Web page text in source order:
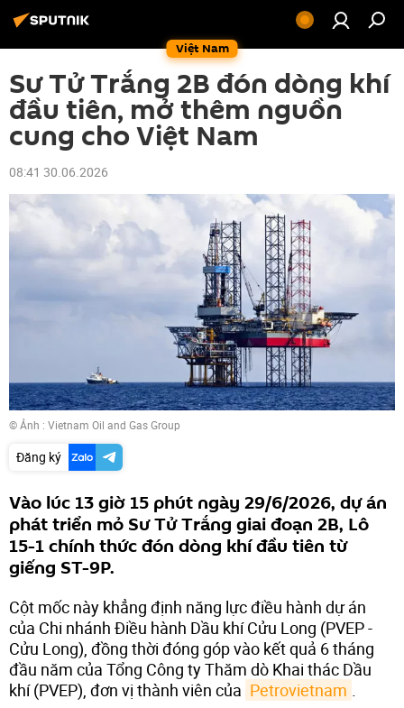
Việt Nam
Sư Tử Trắng 2B đón dòng khí
đầu tiên, mở thêm nguồn
cung cho Việt Nam
08:41 30.06.2026
© Ảnh : Vietnam Oil and Gas Group
Đăng ký
Vào lúc 13 giờ 15 phút ngày 29/6/2026, dự án
phát triển mỏ Sư Tử Trắng giai đoạn 2B, Lô
15-1 chính thức đón dòng khí đầu tiên từ
giếng ST-9P.
Cột mốc này khẳng định năng lực điều hành dự án
của Chi nhánh Điều hành Dầu khí Cửu Long (PVEP -
Cửu Long), đồng thời đóng góp vào kết quả 6 tháng
đầu năm của Tổng Công ty Thăm dò Khai thác Dầu
khí (PVEP), đơn vị thành viên của Petrovietnam .